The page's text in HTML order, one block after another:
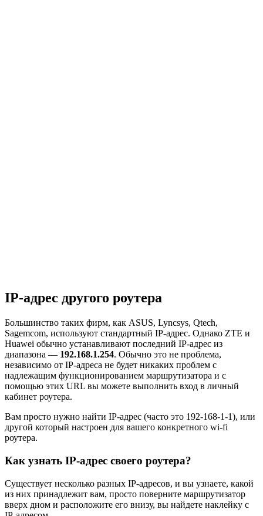
IP-адрес другого роутера
Большинство таких фирм, как ASUS, Lyncsys, Qtech,
Sagemcom, используют стандартный IP-адрес. Однако ZTE и
Huawei обычно устанавливают последний IP-адрес из
диапазона — 192.168.1.254. Обычно это не проблема,
независимо от IP-адреса не будет никаких проблем с
надлежащим функционированием маршрутизатора и с
помощью этих URL вы можете выполнить вход в личный
кабинет роутера.
Вам просто нужно найти IP-адрес (часто это 192-168-1-1), или
другой который настроен для вашего конкретного wi-fi
роутера.
Как узнать IP-адрес своего роутера?
Существует несколько разных IP-адресов, и вы узнаете, какой
из них принадлежит вам, просто поверните маршрутизатор
вверх дном и расположите его внизу, вы найдете наклейку с